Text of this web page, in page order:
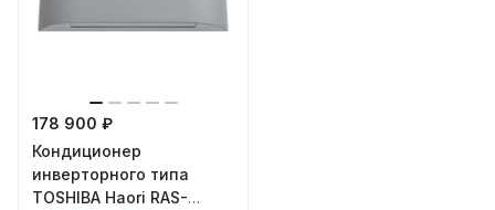
178 900 ₽
Кондиционер
инверторного типа
TOSHIBA Haori RAS-